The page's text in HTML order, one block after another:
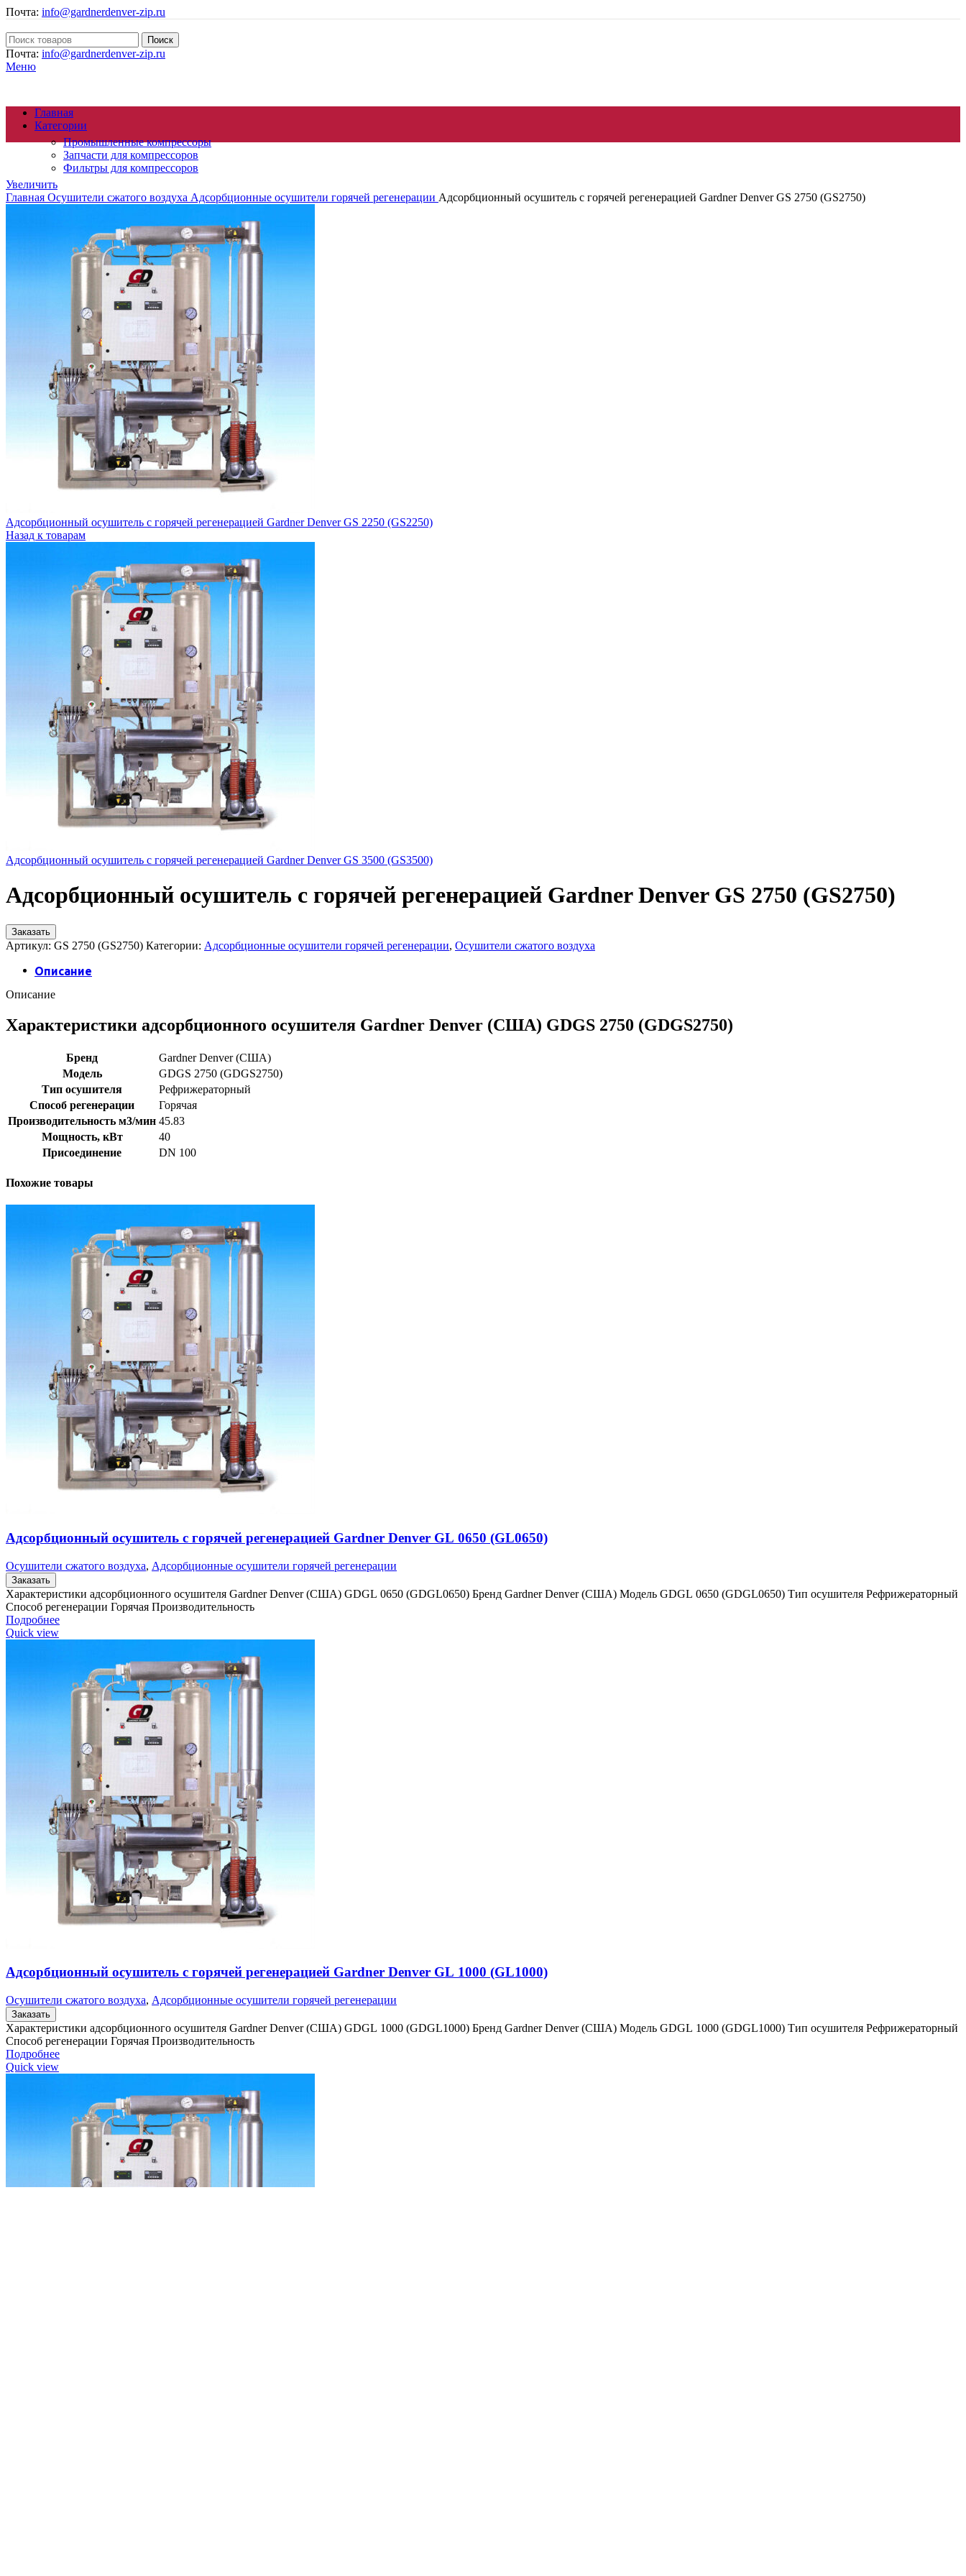
Почта: info@gardnerdenver-zip.ru
Поиск
Почта: info@gardnerdenver-zip.ru
Меню
Главная
Категории
Промышленные компрессоры
Запчасти для компрессоров
Фильтры для компрессоров
Осушители сжатого воздуха
Генераторы азота
Циклонные сепараторы
Магистральные фильтры
Компрессорное масло
Гидравлические фильтры
Разделение конденсата
О компании
Контакты
Увеличить
Главная Осушители сжатого воздуха Адсорбционные осушители горячей регенерации Адсорбционный осушитель c горячей регенерацией Gardner Denver GS 2750 (GS2750)
Адсорбционный осушитель c горячей регенерацией Gardner Denver GS 2250 (GS2250)
Назад к товарам
Адсорбционный осушитель c горячей регенерацией Gardner Denver GS 3500 (GS3500)
Адсорбционный осушитель c горячей регенерацией Gardner Denver GS 2750 (GS2750)
Заказать
Артикул: GS 2750 (GS2750) Категории: Адсорбционные осушители горячей регенерации, Осушители сжатого воздуха
Описание
Описание
Характеристики адсорбционного осушителя Gardner Denver (США) GDGS 2750 (GDGS2750)
Бренд
Gardner Denver (США)
Модель
GDGS 2750 (GDGS2750)
Тип осушителя
Рефрижераторный
Способ регенерации
Горячая
Производительность м3/мин 45.83
Мощность, кВт
40
Присоединение
DN 100
Похожие товары
Адсорбционный осушитель c горячей регенерацией Gardner Denver GL 0650 (GL0650)
Осушители сжатого воздуха, Адсорбционные осушители горячей регенерации
Заказать
Характеристики адсорбционного осушителя Gardner Denver (США) GDGL 0650 (GDGL0650) Бренд Gardner Denver (США) Модель GDGL 0650 (GDGL0650) Тип осушителя Рефрижераторный
Способ регенерации Горячая Производительность
Подробнее
Quick view
Адсорбционный осушитель c горячей регенерацией Gardner Denver GL 1000 (GL1000)
Осушители сжатого воздуха, Адсорбционные осушители горячей регенерации
Заказать
Характеристики адсорбционного осушителя Gardner Denver (США) GDGL 1000 (GDGL1000) Бренд Gardner Denver (США) Модель GDGL 1000 (GDGL1000) Тип осушителя Рефрижераторный
Способ регенерации Горячая Производительность
Подробнее
Quick view